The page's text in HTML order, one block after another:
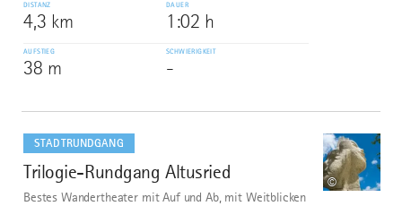
DISTANZ
4,3 km
DAUER
1:02 h
AUFSTIEG
38 m
SCHWIERIGKEIT
-
STADTRUNDGANG
9
Trilogie-Rundgang Altusried
©
Bestes Wandertheater mit Auf und Ab, mit Weitblicken
dazu